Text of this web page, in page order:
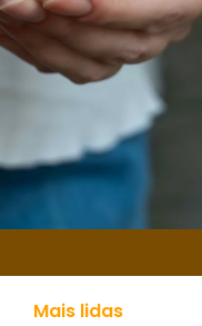
Mais lidas